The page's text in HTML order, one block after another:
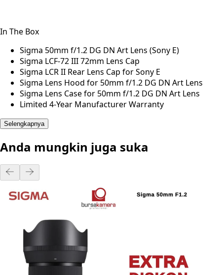
In The Box
Sigma 50mm f/1.2 DG DN Art Lens (Sony E)
Sigma LCF-72 III 72mm Lens Cap
Sigma LCR II Rear Lens Cap for Sony E
Sigma Lens Hood for 50mm f/1.2 DG DN Art Lens
Sigma Lens Case for 50mm f/1.2 DG DN Art Lens
Limited 4-Year Manufacturer Warranty
Selengkapnya
Anda mungkin juga suka